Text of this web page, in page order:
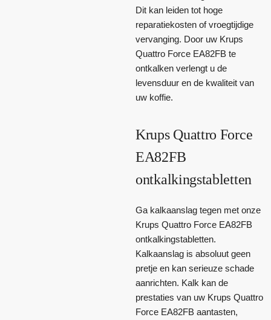
Dit kan leiden tot hoge
reparatiekosten of vroegtijdige
vervanging. Door uw Krups
Quattro Force EA82FB te
ontkalken verlengt u de
levensduur en de kwaliteit van
uw koffie.
Krups Quattro Force
EA82FB
ontkalkingstabletten
Ga kalkaanslag tegen met onze
Krups Quattro Force EA82FB
ontkalkingstabletten.
Kalkaanslag is absoluut geen
pretje en kan serieuze schade
aanrichten. Kalk kan de
prestaties van uw Krups Quattro
Force EA82FB aantasten,